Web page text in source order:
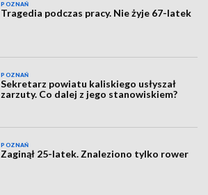
POZNAŃ
Tragedia podczas pracy. Nie żyje 67-latek
POZNAŃ
Sekretarz powiatu kaliskiego usłyszał
zarzuty. Co dalej z jego stanowiskiem?
POZNAŃ
Zaginął 25-latek. Znaleziono tylko rower